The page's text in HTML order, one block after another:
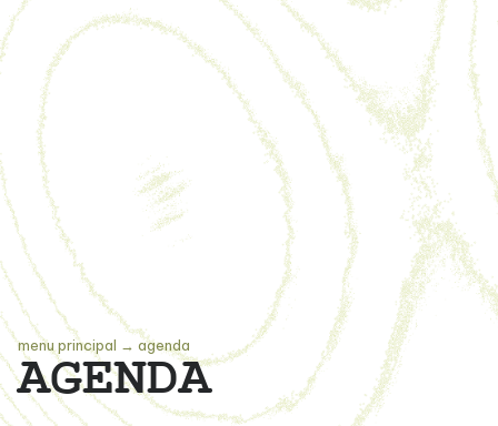
menu principal → agenda
AGENDA